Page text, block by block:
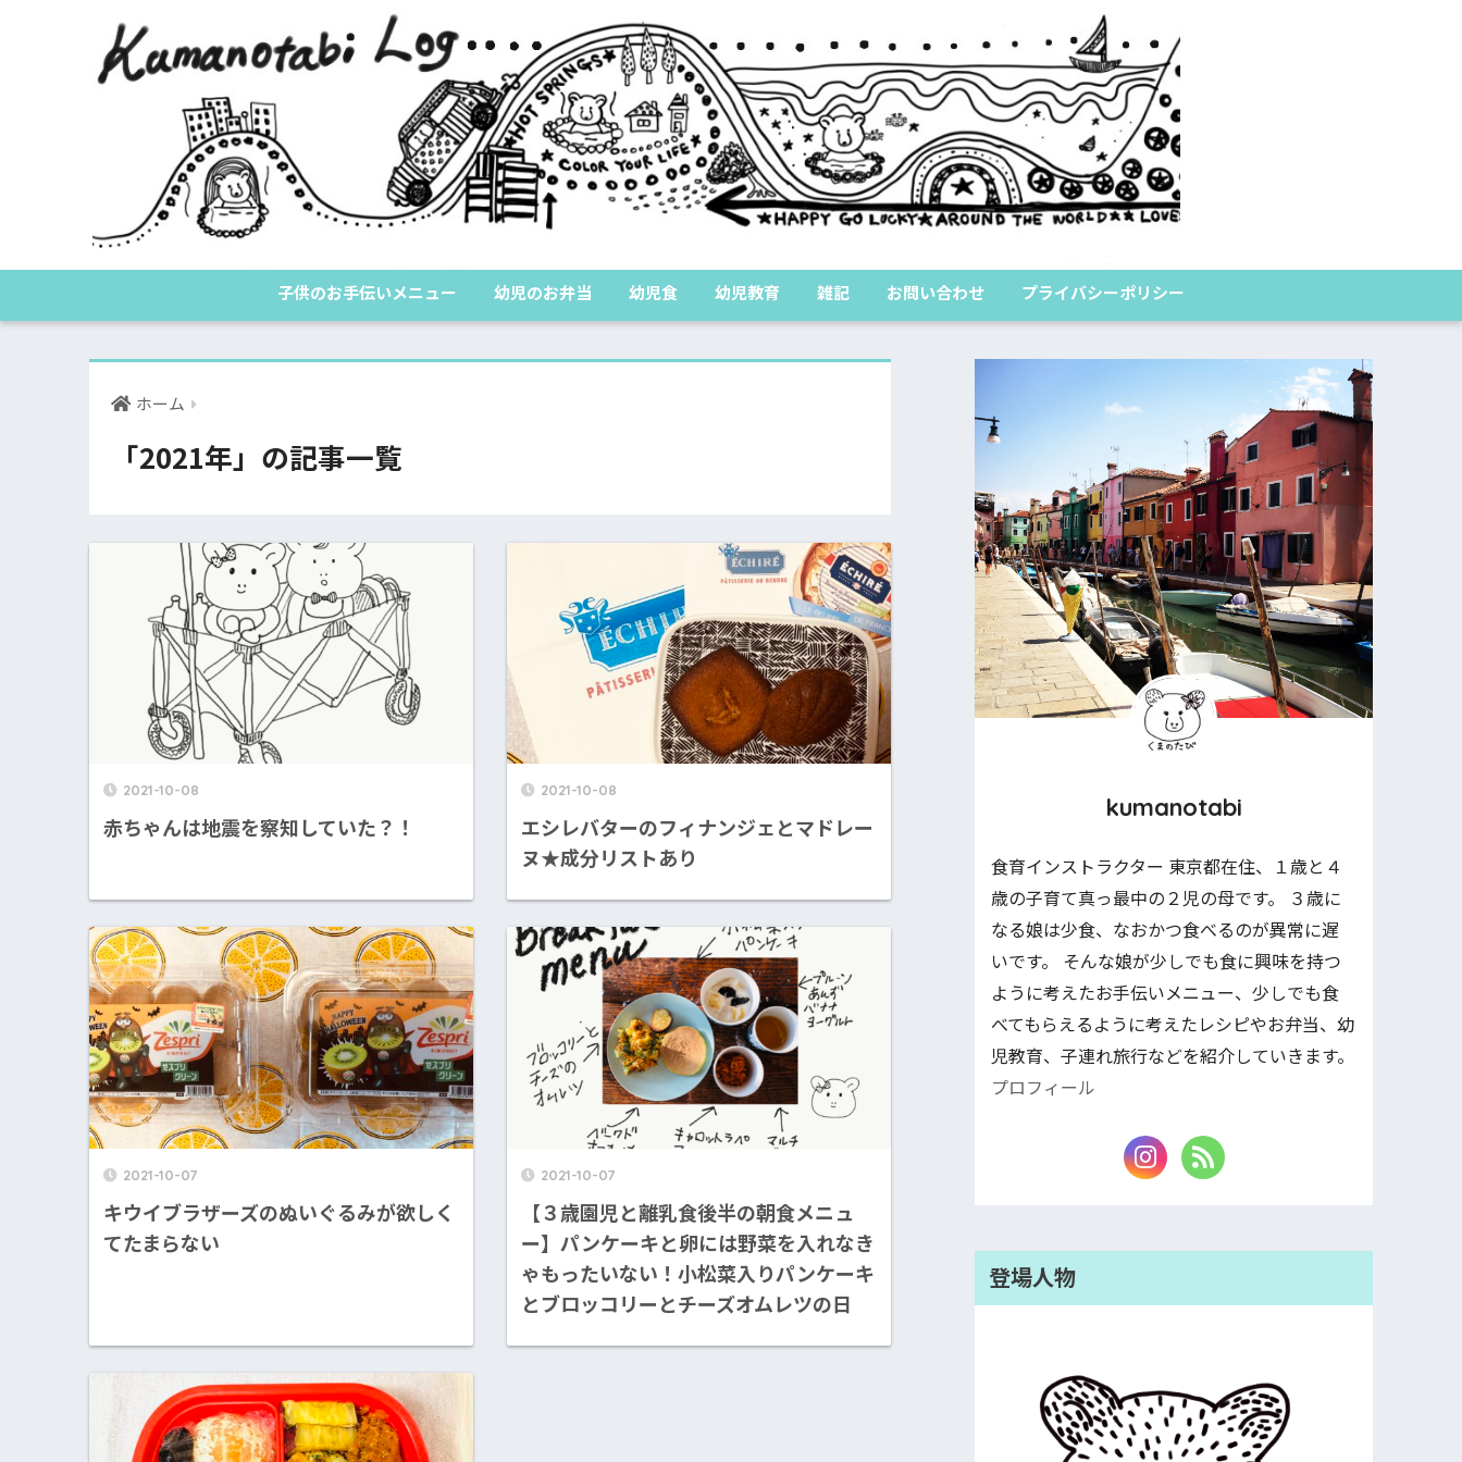
くまのたびログ
子供のお手伝いメニュー 幼児のお弁当 幼児食 幼児教育 雑記 お問い合わせ プライバシーポリシー
ホーム
「2021年」の記事一覧
2021-10-08
赤ちゃんは地震を察知していた？！
2021-10-08
エシレバターのフィナンジェとマドレー
ヌ★成分リストあり
2021-10-07
キウイブラザーズのぬいぐるみが欲しく
てたまらない
2021-10-07
【３歳園児と離乳食後半の朝食メニュ
ー】パンケーキと卵には野菜を入れなき
ゃもったいない！小松菜入りパンケーキ
とブロッコリーとチーズオムレツの日
kumanotabi
食育インストラクター 東京都在住、１歳と４
歳の子育て真っ最中の２児の母です。 ３歳に
なる娘は少食、なおかつ食べるのが異常に遅
いです。 そんな娘が少しでも食に興味を持つ
ように考えたお手伝いメニュー、少しでも食
べてもらえるように考えたレシピやお弁当、幼
児教育、子連れ旅行などを紹介していきます。
プロフィール
登場人物